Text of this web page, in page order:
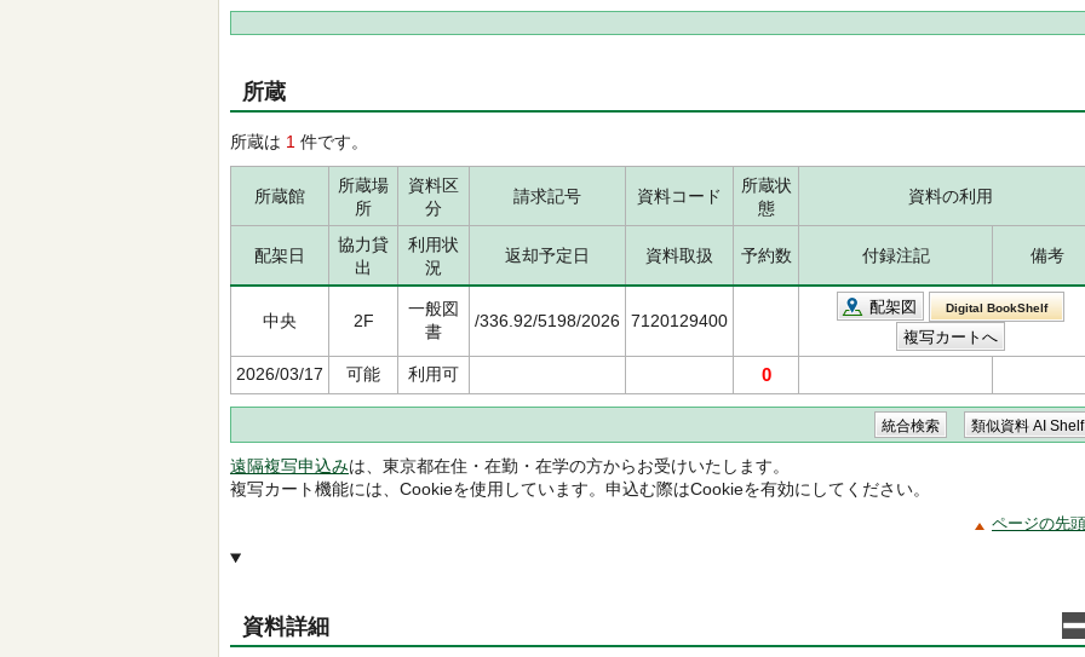
所蔵
所蔵は 1 件です。
所蔵館
所蔵場
所
資料区
分
請求記号 資料コード
所蔵状
態
資料の利用
配架日
協力貸
出
利用状
況
返却予定日 資料取扱 予約数 付録注記 備考
中央 2F
一般図
書
/336.92/5198/2026 7120129400
配架図 Digital BookShelf
2026/03/17 可能 利用可 0
遠隔複写申込みは、東京都在住・在勤・在学の方からお受けいたします。
複写カート機能には、Cookieを使用しています。申込む際はCookieを有効にしてください。
ページの先
資料詳細